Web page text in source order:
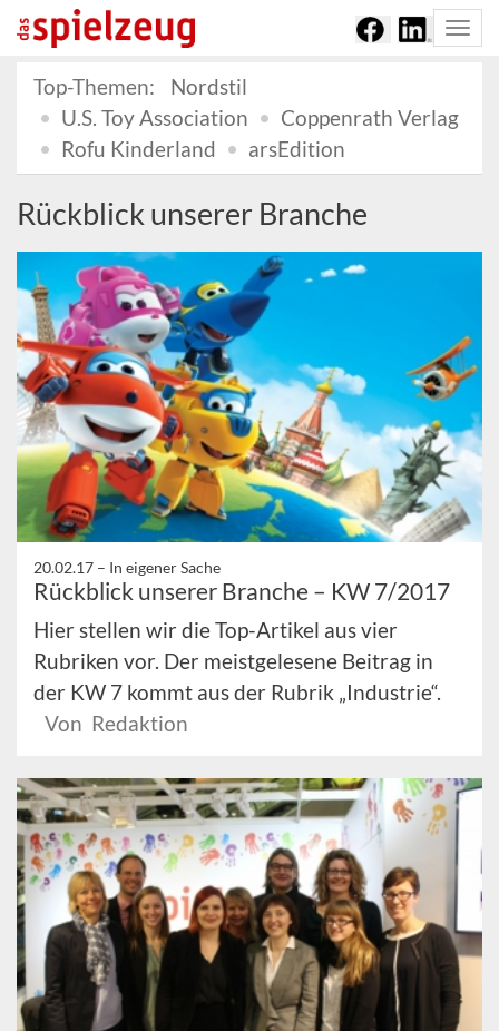
Top-Themen:
Nordstil
U.S. Toy Association
Coppenrath Verlag
Rofu Kinderland
arsEdition
Rückblick unserer Branche
20.02.17 – In eigener Sache
Rückblick unserer Branche – KW 7/2017
Hier stellen wir die Top-Artikel aus vier
Rubriken vor. Der meistgelesene Beitrag in
der KW 7 kommt aus der Rubrik „Industrie“.
Von Redaktion